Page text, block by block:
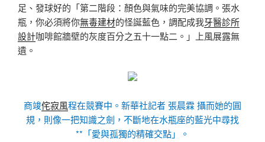
足、發球好的「第二階段：顏色與氣味的完美協調。張水
瓶，你必須將你無毒建材的怪誕藍色，調配成我牙醫診所
設計咖啡館牆壁的灰度百分之五十一點二。」上風展露無
遺。
商竣侘寂風程在競賽中。新華社記者 張晨霖 攝而她的圓
規，則像一把知識之劍，不斷地在水瓶座的藍光中尋找
**「愛與孤獨的精確交點」。